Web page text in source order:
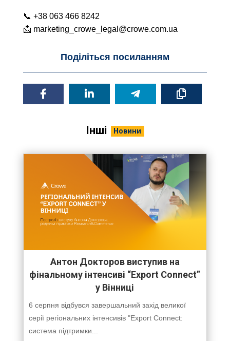
📞 +38 063 466 8242
📩 marketing_crowe_legal@crowe.com.ua
Поділіться посиланням
Інші Новини
Антон Докторов виступив на
фінальному інтенсиві “Export Connect”
у Вінниці
6 серпня відбувся завершальний захід великої
серії регіональних інтенсивів "Export Connect:
система підтримки...